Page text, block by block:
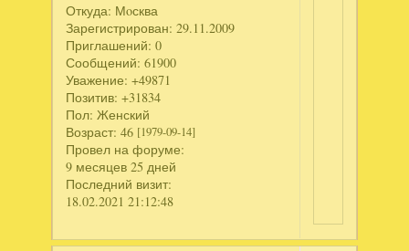
Откуда: Мoсква
Зарегистрирован: 29.11.2009
Приглашений: 0
Сообщений: 61900
Уважение: +49871
Позитив: +31834
Пол: Женский
Возраст: 46 [1979-09-14]
Провел на форуме:
9 месяцев 25 дней
Последний визит:
18.02.2021 21:12:48